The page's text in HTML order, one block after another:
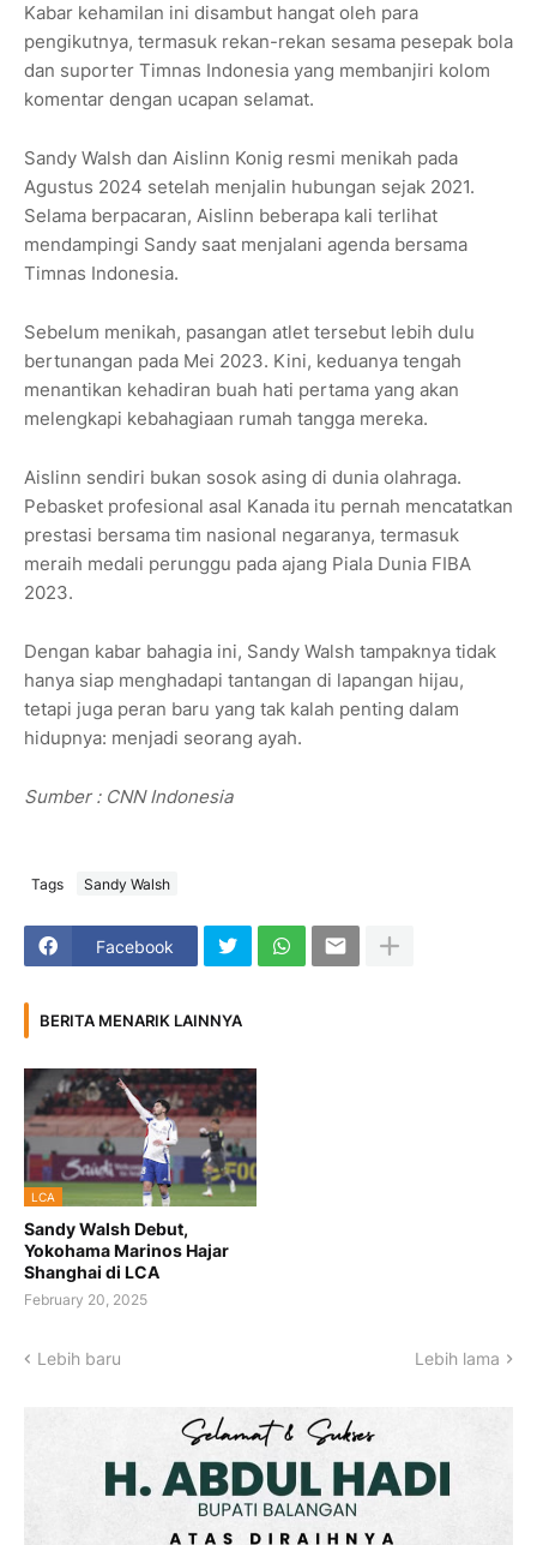
Kabar kehamilan ini disambut hangat oleh para
pengikutnya, termasuk rekan-rekan sesama pesepak bola
dan suporter Timnas Indonesia yang membanjiri kolom
komentar dengan ucapan selamat.
Sandy Walsh dan Aislinn Konig resmi menikah pada
Agustus 2024 setelah menjalin hubungan sejak 2021.
Selama berpacaran, Aislinn beberapa kali terlihat
mendampingi Sandy saat menjalani agenda bersama
Timnas Indonesia.
Sebelum menikah, pasangan atlet tersebut lebih dulu
bertunangan pada Mei 2023. Kini, keduanya tengah
menantikan kehadiran buah hati pertama yang akan
melengkapi kebahagiaan rumah tangga mereka.
Aislinn sendiri bukan sosok asing di dunia olahraga.
Pebasket profesional asal Kanada itu pernah mencatatkan
prestasi bersama tim nasional negaranya, termasuk
meraih medali perunggu pada ajang Piala Dunia FIBA
2023.
Dengan kabar bahagia ini, Sandy Walsh tampaknya tidak
hanya siap menghadapi tantangan di lapangan hijau,
tetapi juga peran baru yang tak kalah penting dalam
hidupnya: menjadi seorang ayah.
Sumber : CNN Indonesia
Tags Sandy Walsh
Facebook
BERITA MENARIK LAINNYA
LCA
Sandy Walsh Debut,
Yokohama Marinos Hajar
Shanghai di LCA
February 20, 2025
Lebih baru Lebih lama